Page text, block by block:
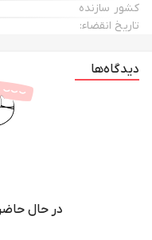
کشور سازنده
تاریخ انقضاء:
دیدگاه‌ها
در حال